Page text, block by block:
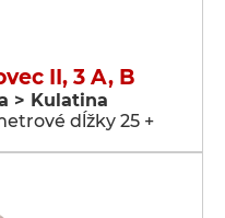
II, 3 A, B
> Kulatina
dĺžky 25 +